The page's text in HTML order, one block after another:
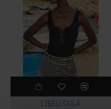
LIBELLOULA